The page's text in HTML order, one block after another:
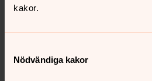
kakor.
Nödvändiga kakor